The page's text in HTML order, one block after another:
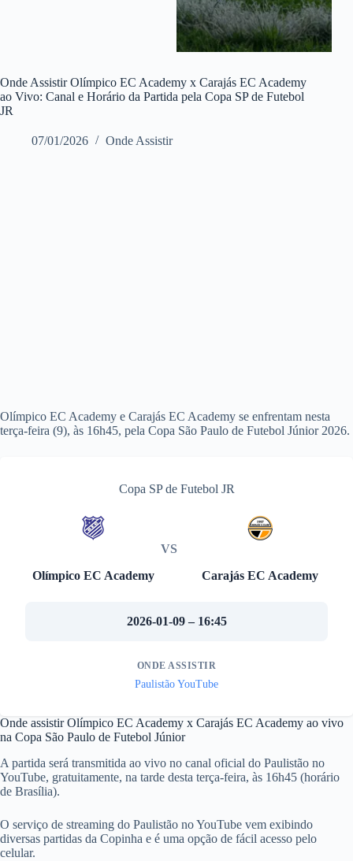
Onde Assistir Olímpico EC Academy x Carajás EC Academy
ao Vivo: Canal e Horário da Partida pela Copa SP de Futebol
JR
07/01/2026 Onde Assistir
Olímpico EC Academy e Carajás EC Academy se enfrentam nesta
terça-feira (9), às 16h45, pela Copa São Paulo de Futebol Júnior 2026.
Copa SP de Futebol JR
Olímpico EC Academy
VS
Carajás EC Academy
2026-01-09 – 16:45
ONDE ASSISTIR
Paulistão YouTube
Onde assistir Olímpico EC Academy x Carajás EC Academy ao vivo
na Copa São Paulo de Futebol Júnior
A partida será transmitida ao vivo no canal oficial do Paulistão no
YouTube, gratuitamente, na tarde desta terça-feira, às 16h45 (horário
de Brasília).
O serviço de streaming do Paulistão no YouTube vem exibindo
diversas partidas da Copinha e é uma opção de fácil acesso pelo
celular.